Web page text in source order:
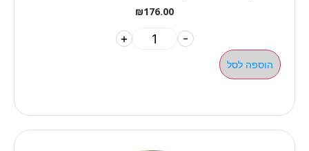
₪176.00
-
+
הוספה לסל